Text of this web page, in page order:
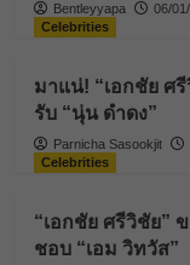
Bentleyyapa
06/
Celebrities
มาแน่! “เอกชัย ศ
รับ “นุ่น ดำดง”
Parnicha Sasookjit
Celebrities
“เอกชัย ศรีวิชัย”
ชอบ “เอม วิทวัส”